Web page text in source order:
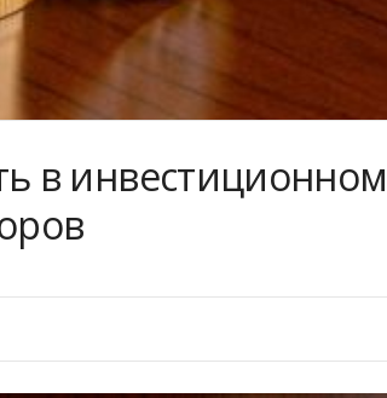
в инвестиционном